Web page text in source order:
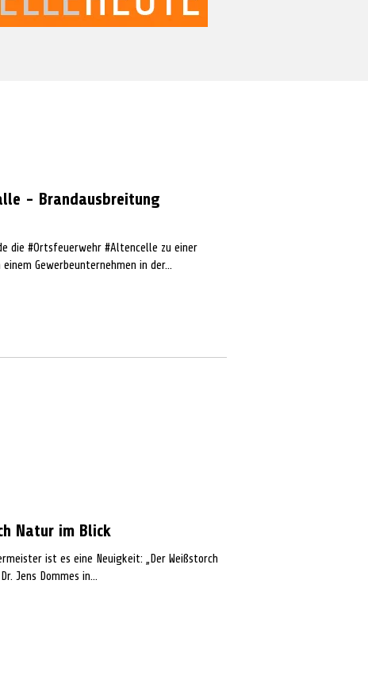
- Brandausbreitung
die #Ortsfeuerwehr #Altencelle zu einer
Gewerbeunternehmen in der...
Natur im Blick
ist es eine Neuigkeit: „Der Weißstorch
Jens Dommes in...